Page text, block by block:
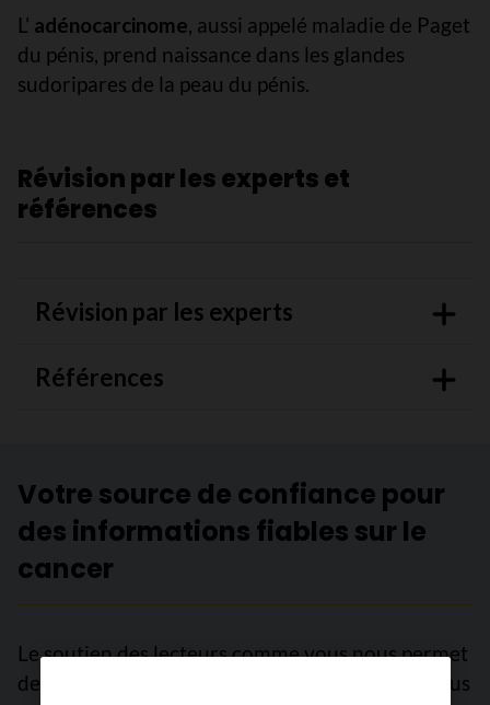
L’ adénocarcinome, aussi appelé maladie de Paget
du pénis, prend naissance dans les glandes
sudoripares de la peau du pénis.
Révision par les experts et
références
Révision par les experts
Références
Votre source de confiance pour
des informations fiables sur le
cancer
Le soutien des lecteurs comme vous nous permet
de continuer à fournir des informations de la plus